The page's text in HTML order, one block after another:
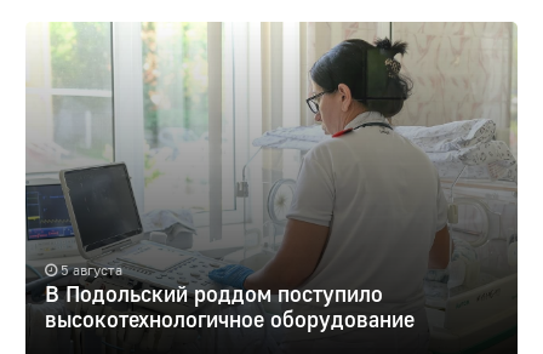
5 августа
В Подольский роддом поступило
высокотехнологичное оборудование